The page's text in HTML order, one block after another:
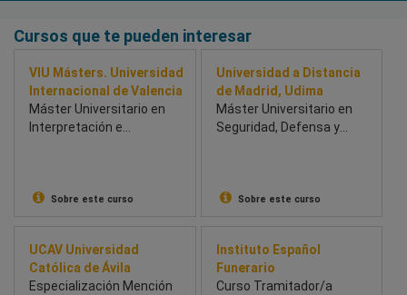
Cursos que te pueden interesar
VIU Másters. Universidad
Internacional de Valencia
Máster Universitario en
Interpretación e
Sobre este curso
Universidad a Distancia
de Madrid, Udima
Máster Universitario en
Seguridad, Defensa y
Sobre este curso
UCAV Universidad
Católica de Ávila
Especialización Mención
Instituto Español
Funerario
Curso Tramitador/a